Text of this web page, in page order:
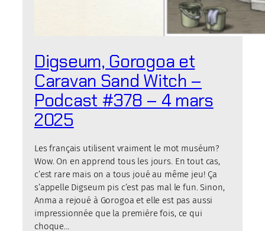
Digseum, Gorogoa et
Caravan Sand Witch –
Podcast #378 – 4 mars
2025
Les français utilisent vraiment le mot muséum?
Wow. On en apprend tous les jours. En tout cas,
c’est rare mais on a tous joué au même jeu! Ça
s’appelle Digseum pis c’est pas mal le fun. Sinon,
Anma a rejoué à Gorogoa et elle est pas aussi
impressionnée que la première fois, ce qui
choque…